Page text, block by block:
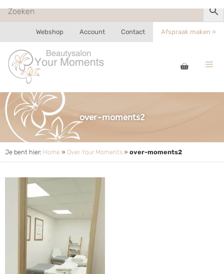
Webshop Account Contact Afspraak maken »
over-moments2
Je bent hier: Home » Over Your Moments » over-moments2